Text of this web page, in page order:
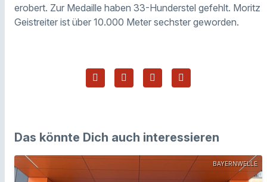
erobert. Zur Medaille haben 33-Hunderstel gefehlt. Moritz
Geistreiter ist über 10.000 Meter sechster geworden.
Das könnte Dich auch interessieren
BAYERNWELLE